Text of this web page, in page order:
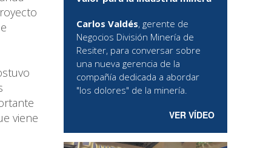
viene
Carlos Valdés, gerente de
Negocios División Minería de
Resiter, para conversar sobre
una nueva gerencia de la
compañía dedicada a abordar
"los dolores" de la minería.
VER VÍDEO